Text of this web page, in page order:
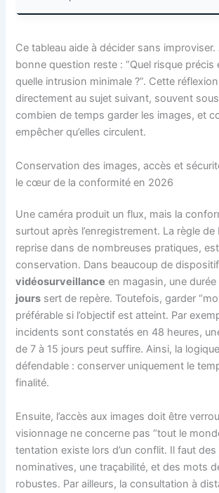
Ce tableau aide à décider sans improviser.
bonne question reste : “Quel risque précis
quelle intrusion minimale ?”. Cette
directement au sujet suivant, souvent
combien de temps garder les images, et
empêcher qu’elles circulent.
Conservation des images, accès et
le cœur de la conformité en 2026
Une caméra produit un flux, mais la
surtout après l’enregistrement. La règle
reprise dans de nombreuses pratiques,
conservation. Dans beaucoup de
vidéosurveillance en magasin, une
jours sert de repère. Toutefois, garder
préférable si l’objectif est atteint. Par
incidents sont constatés en 48 heures,
de 7 à 15 jours peut suffire. Ainsi, la
défendable : conserver uniquement le
finalité.
Ensuite, l’accès aux images doit être
visionnage ne concerne pas “tout le
tentation existe lors d’un conflit. Il faut
nominatives, une traçabilité, et des mots
robustes. Par ailleurs, la consultation à